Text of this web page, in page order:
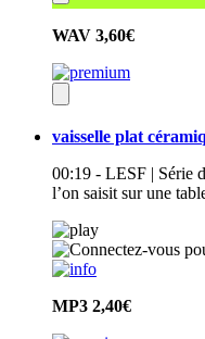
WAV 3,60€
vaisselle plat
00:19 - LESF | Série
l’on saisit sur une
MP3 2,40€